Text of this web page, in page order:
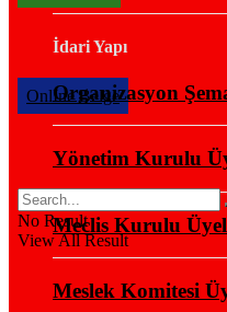
OnlIne Belge
No Result
View All Result
İdari Yapı
Organizasyon
Yönetim Kurulu
Meclis Kurulu
Meslek Komitesi